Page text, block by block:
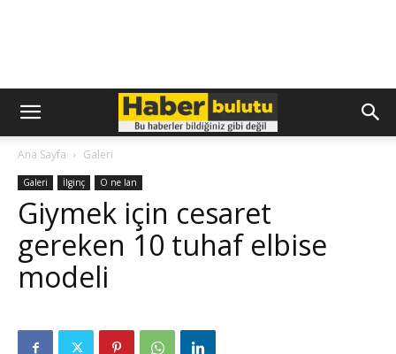
Ana Sayfa Galeri
Galeri İlginç O ne lan
Giymek için cesaret
gereken 10 tuhaf elbise
modeli